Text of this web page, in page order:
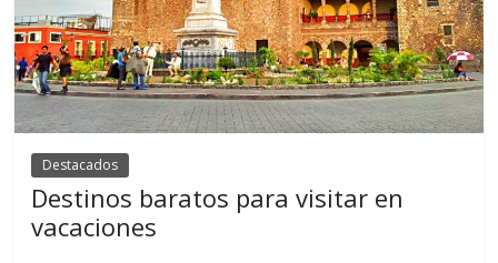
Destacados
Destinos baratos para visitar en
vacaciones